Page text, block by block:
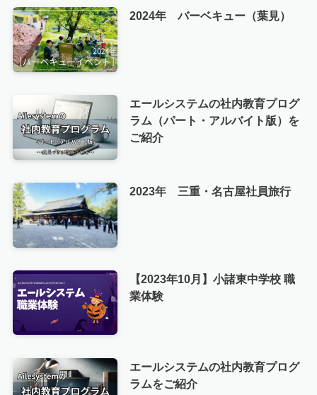
2024年 バーベキュー（葉見）
エールシステムの社内教育プログ
ラム（パート・アルバイト版）を
ご紹介
2023年 三重・名古屋社員旅行
【2023年10月】小諸東中学校 職
業体験
エールシステムの社内教育プログ
ラムをご紹介